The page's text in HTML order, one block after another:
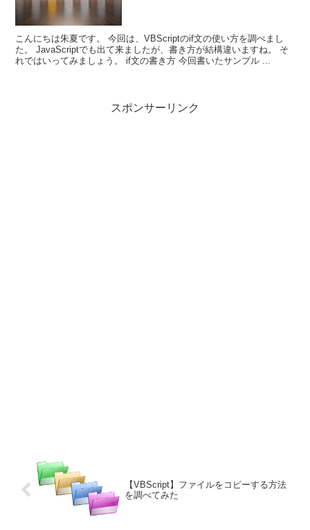
こんにちは朱夏です。 今回は、VBScriptのif文の使い方を調べまし
た。 JavaScriptでも出て来ましたが、書き方が結構違いますね。 そ
れではいってみましょう。 if文の書き方 今回書いたサンプル ...
スポンサーリンク
【VBScript】ファイルをコピーする方法
を調べてみた